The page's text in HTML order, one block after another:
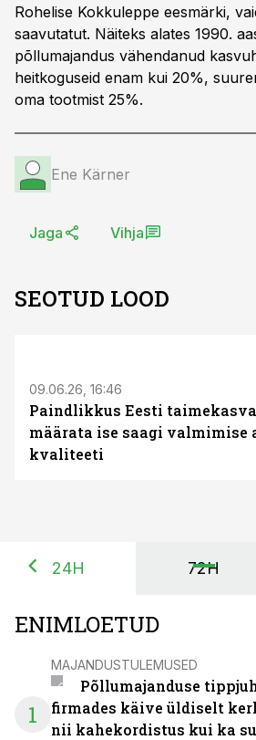
Rohelise Kokkuleppe eesmärki,
saavutatut. Näiteks alates 1990.
põllumajandus vähendanud
heitkoguseid enam kui 20%,
oma tootmist 25%.
Ene Kärner
Jaga Vihja
SEOTUD LOOD
09.06.26, 16:46
Paindlikkus Eesti
määrata ise saagi valmimise
kvaliteeti
24H 72H
ENIMLOETUD
1
MAJANDUSTULEMUSED
Põllumajanduse
firmades käive üldiselt
nii kahekordistus kui ka